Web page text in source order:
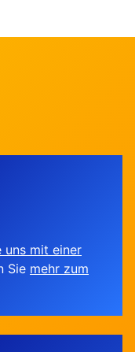
uns mit einer
Sie mehr zum